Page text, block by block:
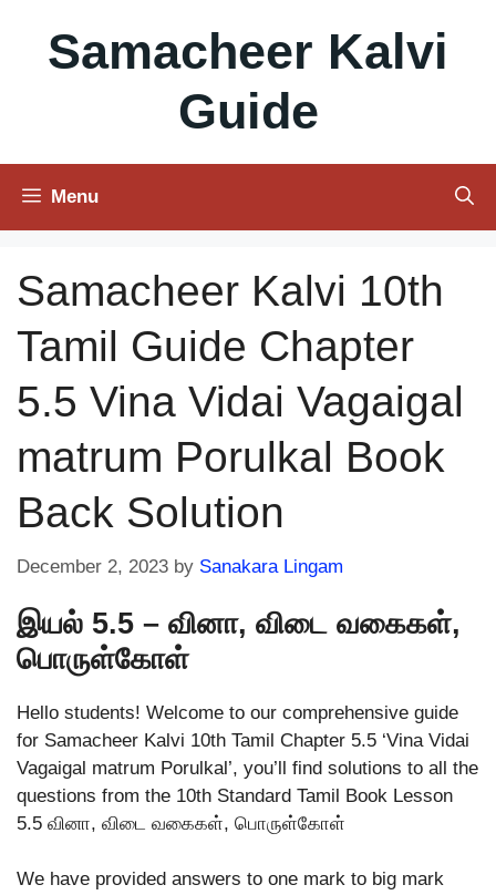
contentSamacheer Kalvi
Guide
Menu
Samacheer Kalvi 10th
Tamil Guide Chapter
5.5 Vina Vidai Vagaigal
matrum Porulkal Book
Back Solution
December 2, 2023 by Sanakara Lingam
இயல் 5.5 – வினா, விடை வகைகள்,
பொருள்கோள்
Hello students! Welcome to our comprehensive guide
for Samacheer Kalvi 10th Tamil Chapter 5.5 ‘Vina Vidai
Vagaigal matrum Porulkal’, you’ll find solutions to all the
questions from the 10th Standard Tamil Book Lesson
5.5 வினா, விடை வகைகள், பொருள்கோள்
We have provided answers to one mark to big mark